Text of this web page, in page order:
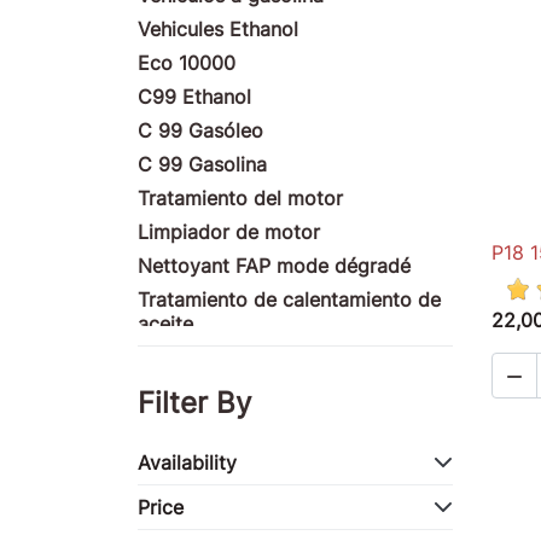
Vehicules Ethanol
Eco 10000
C99 Ethanol
C 99 Gasóleo
C 99 Gasolina
Tratamiento del motor
Limpiador de motor
Nettoyant FAP mode dégradé
Tratamiento de calentamiento de
aceite
Tratamiento de fachada
Productos ULM
Productos de motocicletas
Tratamiento de la competencia
Filter By
Availability
Price
P18
